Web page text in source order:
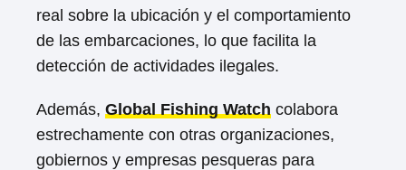
real sobre la ubicación y el comportamiento
de las embarcaciones, lo que facilita la
detección de actividades ilegales.
Además, Global Fishing Watch colabora
estrechamente con otras organizaciones,
gobiernos y empresas pesqueras para